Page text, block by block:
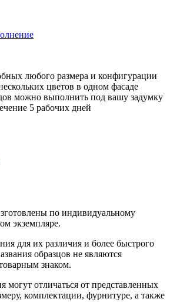
любого размера и конфигурации
цветов в одном фасаде
можно выполнить под вашу задумку
5 рабочих дней
по индивидуальному
экземпляре.
для их различия и более быстрого
образцов не являются
знаком.
могут отличаться от представленных
комплектации, фурнитуре, а также